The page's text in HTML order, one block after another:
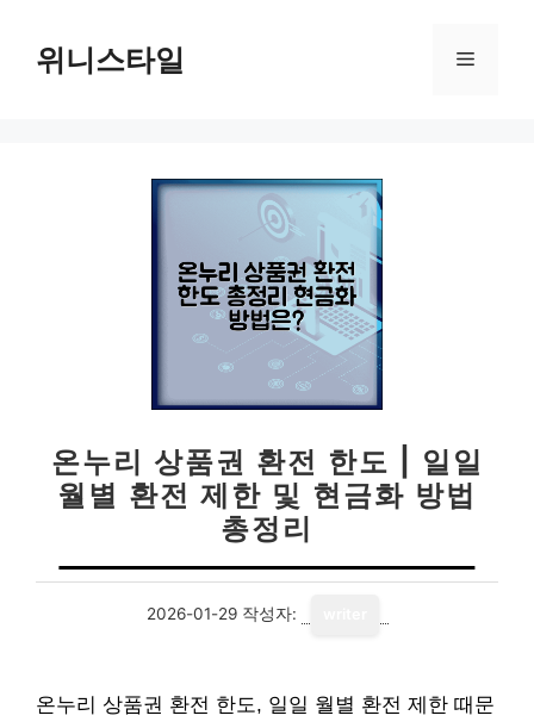
위니스타일 메
온누리 상품권 환전 한도 | 일일
월별 환전 제한 및 현금화 방법
총정리
2026-01-29 작성자:
온누리 상품권 환전 한도, 일일 월별 환전 제한 때문